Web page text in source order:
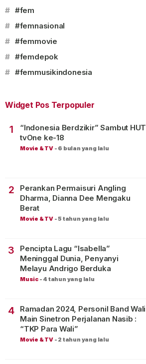
# #fem
# #femnasional
# #femmovie
# #femdepok
# #femmusikindonesia
Widget Pos Terpopuler
1
“Indonesia Berdzikir” Sambut HUT
tvOne ke-18
Movie & TV - 6 bulan yang lalu
2
Perankan Permaisuri Angling
Dharma, Dianna Dee Mengaku
Berat
Movie & TV -5 tahun yang lalu
3
Pencipta Lagu “Isabella”
Meninggal Dunia, Penyanyi
Melayu Andrigo Berduka
Music - 4 tahun yang lalu
4
Ramadan 2024, Personil Band Wali
Main Sinetron Perjalanan Nasib :
“TKP Para Wali”
Movie & TV - 2 tahun yang lalu